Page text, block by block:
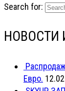
Search for:
НОВОСТИ
Евро.